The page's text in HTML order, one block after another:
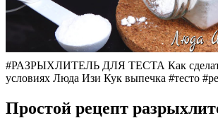
#РАЗРЫХЛИТЕЛЬ ДЛЯ ТЕСТА Как
условиях Люда Изи Кук выпечка #тесто
Простой рецепт